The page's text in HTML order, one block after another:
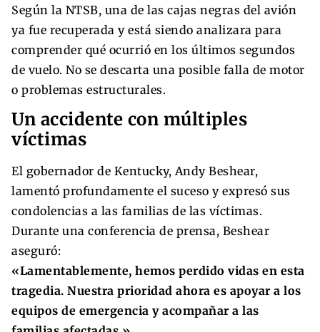
Según la NTSB, una de las cajas negras del avión
ya fue recuperada y está siendo analizara para
comprender qué ocurrió en los últimos segundos
de vuelo. No se descarta una posible falla de motor
o problemas estructurales.
Un accidente con múltiples
víctimas
El gobernador de Kentucky, Andy Beshear,
lamentó profundamente el suceso y expresó sus
condolencias a las familias de las víctimas.
Durante una conferencia de prensa, Beshear
aseguró:
«Lamentablemente, hemos perdido vidas en esta
tragedia. Nuestra prioridad ahora es apoyar a los
equipos de emergencia y acompañar a las